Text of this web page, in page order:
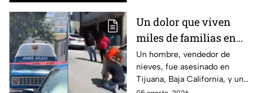
Un dolor que viven
miles de familias en
México: Así se
enteraron los
familiares de un
Un hombre, vendedor de
nieves, fue asesinado en
Tijuana, Baja California, y un